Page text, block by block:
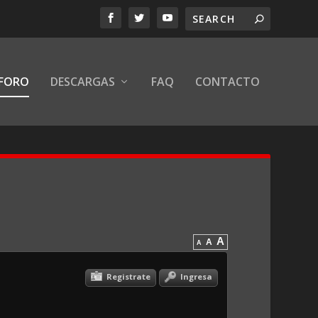
DESCARGAS FAQ CONTACTO
A A A
Ingresa
Registrate